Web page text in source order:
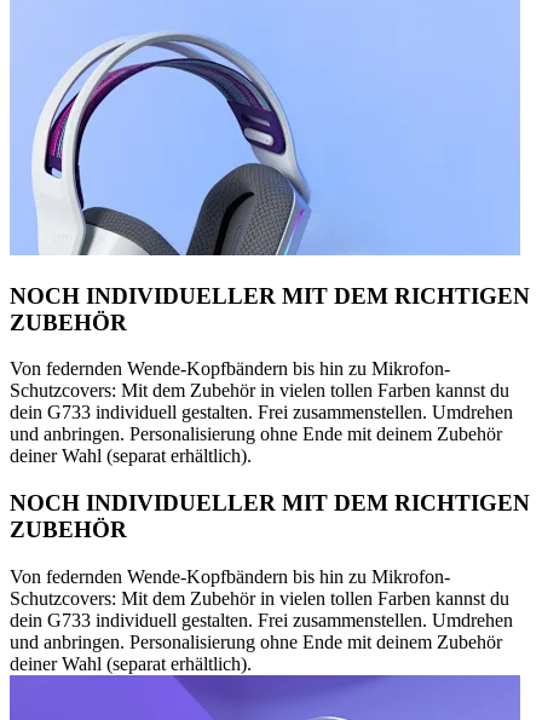
NOCH INDIVIDUELLER MIT DEM RICHTIGEN
ZUBEHÖR
Von federnden Wende-Kopfbändern bis hin zu Mikrofon-
Schutzcovers: Mit dem Zubehör in vielen tollen Farben kannst du
dein G733 individuell gestalten. Frei zusammenstellen. Umdrehen
und anbringen. Personalisierung ohne Ende mit deinem Zubehör
deiner Wahl (separat erhältlich).
NOCH INDIVIDUELLER MIT DEM RICHTIGEN
ZUBEHÖR
Von federnden Wende-Kopfbändern bis hin zu Mikrofon-
Schutzcovers: Mit dem Zubehör in vielen tollen Farben kannst du
dein G733 individuell gestalten. Frei zusammenstellen. Umdrehen
und anbringen. Personalisierung ohne Ende mit deinem Zubehör
deiner Wahl (separat erhältlich).